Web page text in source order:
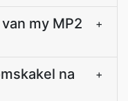
my MP2
+
na
+